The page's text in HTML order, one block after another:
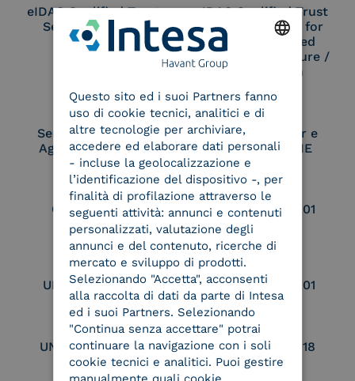
eIDAS Qualified Trust
Service Provider
eIDAS Qualified Trust
Service Provider for
Remote Qualified
Electronic Signature /
Seal Creation
Service Provider e
Aggregatore SPID
Service Provider e
Aggregatore CIE
Conservatore
qualificato
UNI EN ISO 37001
UNI EN ISO 9001 UNI EN ISO 27001
UNI EN ISO 27017 UNI EN ISO 27018
ITALIAN
Questo sito ed i suoi Partners fanno
uso di cookie tecnici, analitici e di
altre tecnologie per archiviare,
accedere ed elaborare dati personali
- incluse la geolocalizzazione e
l’identificazione del dispositivo -, per
finalità di profilazione attraverso le
seguenti attività: annunci e contenuti
personalizzati, valutazione degli
annunci e del contenuto, ricerche di
mercato e sviluppo di prodotti.
Selezionando "Accetta", acconsenti
alla raccolta di dati da parte di Intesa
ed i suoi Partners. Selezionando
"Continua senza accettare" potrai
continuare la navigazione con i soli
cookie tecnici e analitici. Puoi gestire